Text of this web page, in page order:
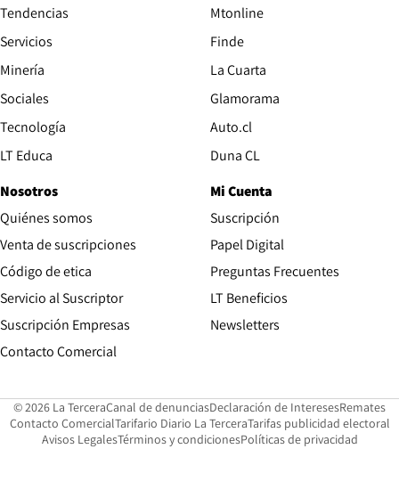
Tendencias
Servicios
Minería
Sociales
Tecnología
LT Educa
Mtonline
Finde
La Cuarta
Glamorama
Auto.cl
Duna CL
Nosotros
Quiénes somos
Venta de suscripciones
Código de etica Opens in new window
Servicio al Suscriptor
Suscripción Empresas
Contacto Comercial
Mi Cuenta
Suscripción
Papel Digital
Preguntas Frecuentes
LT Beneficios
Newsletters
© 2026 La TerceraCanal de denunciasOpens in new window
Declaración de InteresesOpens in
Remates
Contacto ComercialOpens in new window
Tarifario Diario La TerceraOpens in new window
Tarifas publicidad electoral
Avisos LegalesOpens in new window
Términos y condicionesPolíticas de privacidad